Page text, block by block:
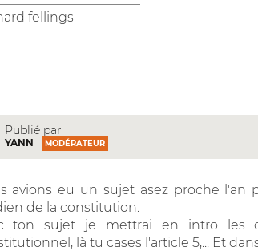
fellings
Publié par
YANN MODÉRATEUR
avions eu un sujet asez proche
de la constitution.
ton sujet je mettrai en intro les
là tu cases l'article 5,... Et